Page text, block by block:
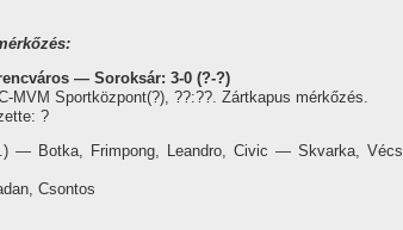
— Soroksár: 3-0 (?-?)
MVM Sportközpont(?), ??:??. Zártkapus mérkőzés.
?
— Botka, Frimpong, Leandro, Civic — Skvarka,
Csontos